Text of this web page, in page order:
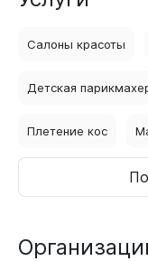
Салоны красоты
Детская
Плетение кос